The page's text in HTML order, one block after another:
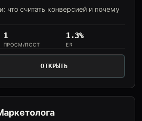
что считать конверсией и почему
1
ПРОСМ/ПОСТ
1.3%
ER
ОТКРЫТЬ